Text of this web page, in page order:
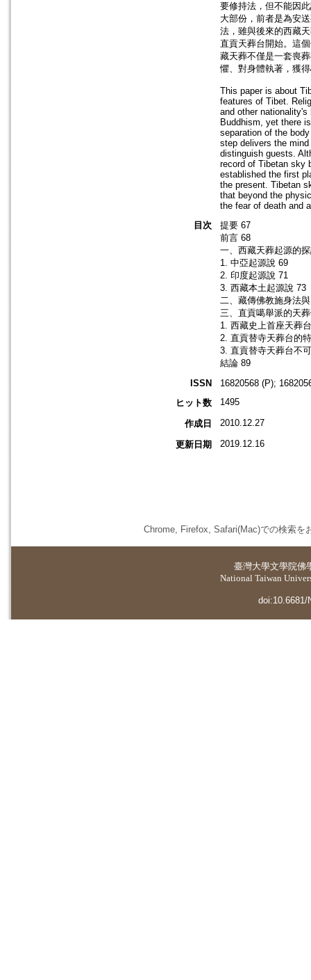
要修持法，但不能因
大部份，前者是為安
法，雖與後來的西藏
直貢天葬台開始。這
藏天葬不僅是一套喪
懼、對身體執著，獲
This paper is about
features of Tibet.
and other
Buddhism, yet there
separation of the
step delivers the
distinguish guests.
record of Tibetan sky
established the first
the present. Tibetan
that beyond the
the fear of death and
目次
提要 67
前言 68
一、西藏天葬起源的
1. 中亞起源說 69
2. 印度起源說 71
3. 西藏本土起源說 73
二、藏傳佛教施身法
三、直貢噶舉派的天
1. 西藏史上首座天葬
2. 直貢替寺天葬台的
3. 直貢替寺天葬台不
結論 89
ISSN
16820568 (P);
ヒット数
1495
作成日 2010.12.27
更新日期 2019.12.16
Chrome, Firefox, Safari(Mac)での検索を
臺灣大學文學院佛
National Taiwan
doi:10.6681/